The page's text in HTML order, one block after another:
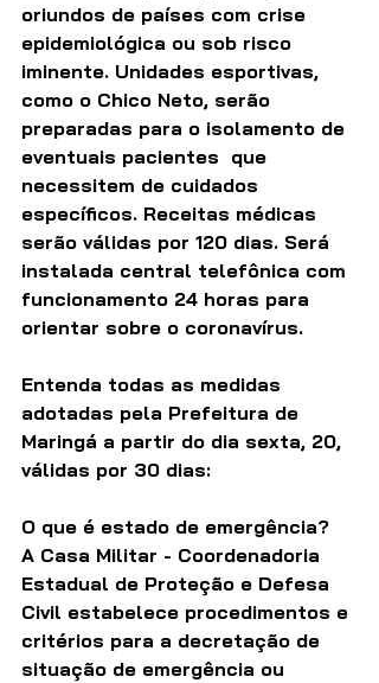
oriundos de países com crise
epidemiológica ou sob risco
iminente. Unidades esportivas,
como o Chico Neto, serão
preparadas para o isolamento de
eventuais pacientes  que
necessitem de cuidados
específicos. Receitas médicas
serão válidas por 120 dias. Será
instalada central telefônica com
funcionamento 24 horas para
orientar sobre o coronavírus.
Entenda todas as medidas
adotadas pela Prefeitura de
Maringá a partir do dia sexta, 20,
válidas por 30 dias:
O que é estado de emergência?
A Casa Militar - Coordenadoria
Estadual de Proteção e Defesa
Civil estabelece procedimentos e
critérios para a decretação de
situação de emergência ou